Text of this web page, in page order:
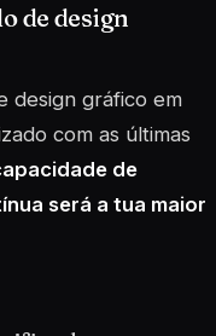
de design
design gráfico em
com as últimas
de
será a tua maior